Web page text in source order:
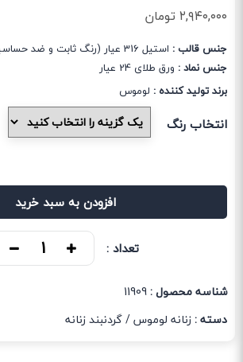
۲,۹۴۰,۰۰۰تومان
جنس قالب : استیل 316 عیار (رنگ ثابت و ضد حساسیت)
جنس نماد : ورق طلای 24 عیار
برند تولید کننده : لوموس
انتخاب رنگ
افزودن به سبد خرید
تعداد :
شناسه محصول :11909
دسته :زنانه لوموس/گردنبند زنانه